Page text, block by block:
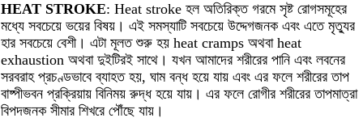
HEAT STROKE: Heat stroke হল অতিরিক্ত গরমে সৃষ্ট রোগসমূহের
মধ্যে সবচেয়ে ভয়ের বিষয়। এই সমস্যাটি সবচেয়ে উদ্দেগজনক এবং এতে মৃত্যুর
হার সবচেয়ে বেশী। এটা মূলত শুরু হয় heat cramps অথবা heat
exhaustion অথবা দুইটিরই সাথে। যখন আমাদের শরীরের পানি এবং লবনের
সরবরাহ প্রচণ্ডভাবে ব্যাহত হয়, ঘাম বন্ধ হয়ে যায় এবং এর ফলে শরীরের তাপ
বাষ্পীভবন প্রক্রিয়ায় বিনিময় রুদ্ধ হয়ে যায়। এর ফলে রোগীর শরীরের তাপমাত্রা
বিপদজনক সীমার শিখরে পৌঁছে যায়।